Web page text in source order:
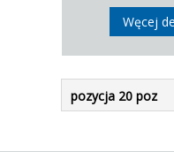
Węcej
pozycja 20 poz